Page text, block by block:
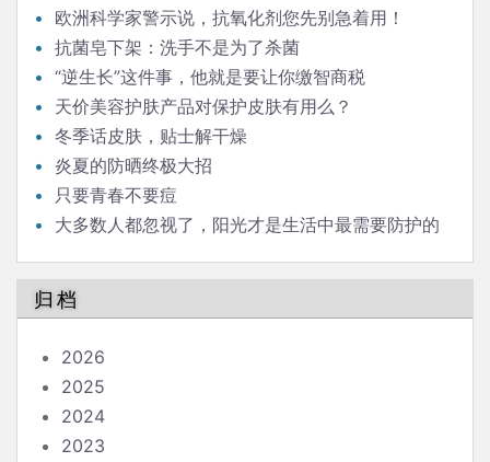
有孕妇婴儿食用的叫”葆婴”的一系列食品药品。靠谱
吗？
欧洲科学家警示说，抗氧化剂您先别急着用！
抗菌皂下架：洗手不是为了杀菌
“逆生长”这件事，他就是要让你缴智商税
天价美容护肤产品对保护皮肤有用么？
冬季话皮肤，贴士解干燥
炎夏的防晒终极大招
只要青春不要痘
大多数人都忽视了，阳光才是生活中最需要防护的
归档
2026
2025
2024
2023